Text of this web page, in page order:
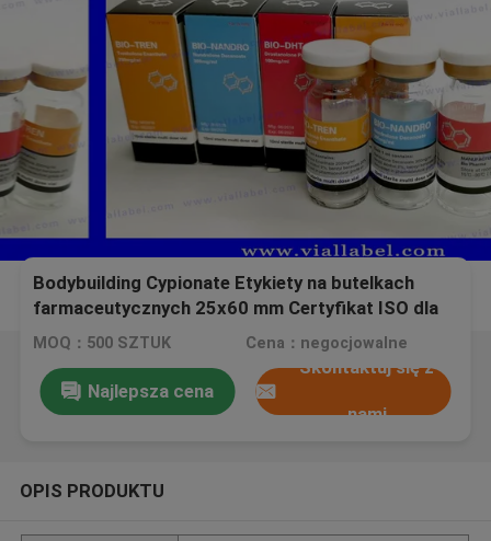
Bodybuilding Cypionate Etykiety na butelkach
farmaceutycznych 25x60 mm Certyfikat ISO dla
fiol 10 ml
MOQ：500 SZTUK Cena：negocjowalne
Najlepsza cena
Skontaktuj się z
nami
OPIS PRODUKTU